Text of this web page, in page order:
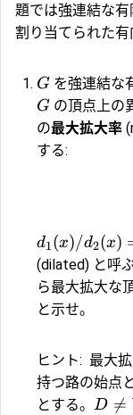
題では強連結な
割り当てられた有
G を強連結な
G の頂点上の
の最大拡大率
する:
d1(x)/d2(x)
(dilated) と呼
ら最大拡大な
と示せ。
ヒント: 最大
持つ路の始点
とする。 D 
=